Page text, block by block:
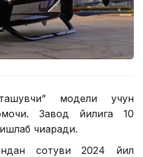
модели учун
Завод йилига 10
чиқаради.
сотуви 2024 йил